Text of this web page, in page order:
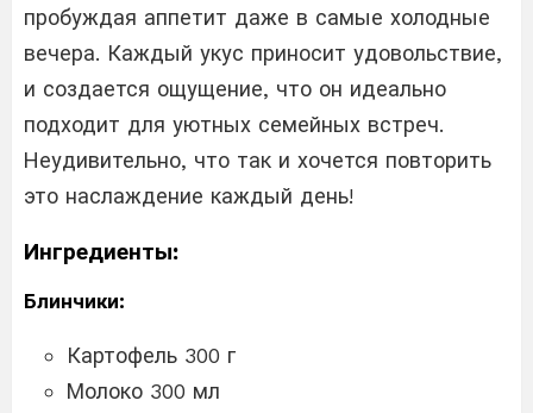
пробуждая аппетит даже в самые холодные
вечера. Каждый укус приносит удовольствие,
и создается ощущение, что он идеально
подходит для уютных семейных встреч.
Неудивительно, что так и хочется повторить
это наслаждение каждый день!
Ингредиенты:
Блинчики:
Картофель 300 г
Молоко 300 мл